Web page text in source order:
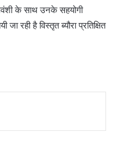
के साथ उनके सहयोगी
रही है विस्तृत ब्यौरा प्रतिक्षित